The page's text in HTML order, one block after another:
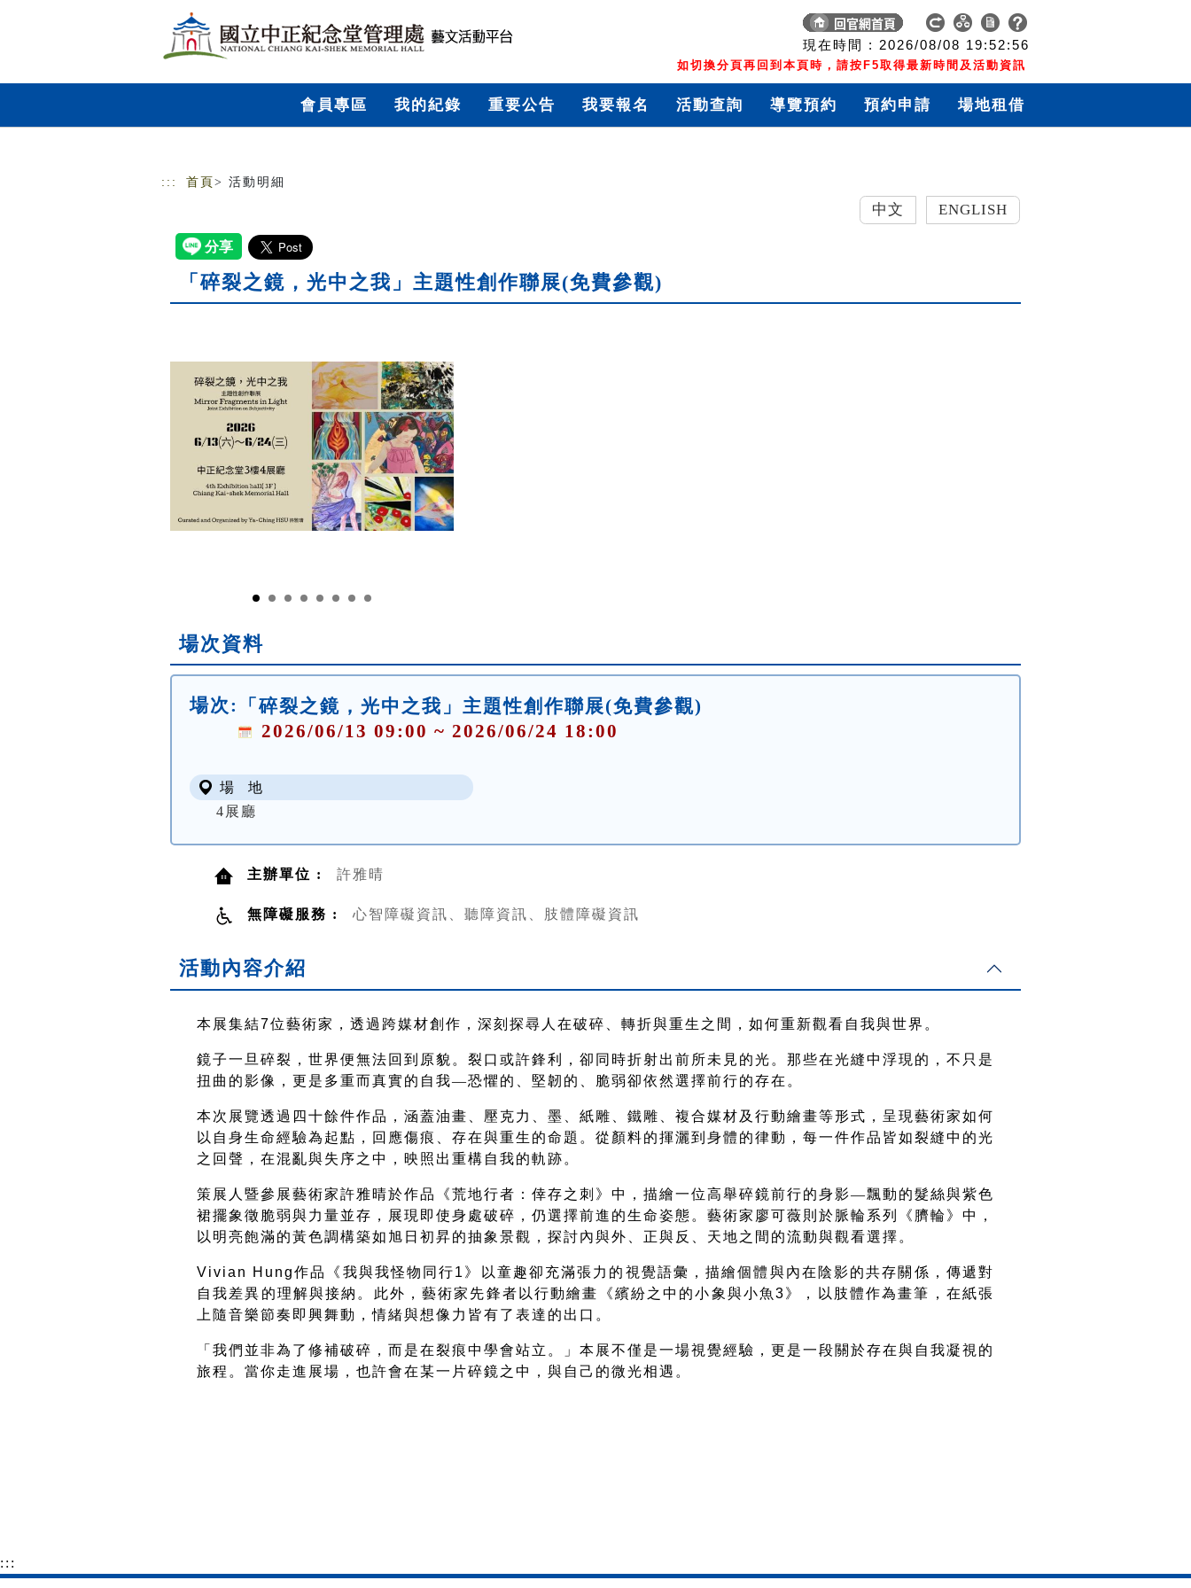
現在時間 : 2026/08/08 19:52:57
如切換分頁再回到本頁時，請按F5取得最新時間及活動資訊
會員專區 我的紀錄 重要公告 我要報名 活動查詢 導覽預約 預約申請 場地租借
::: 首頁 > 活動明細
ENGLISH
「碎裂之鏡，光中之我」主題性創作聯展(免費參觀)
場次資料
場次:
「碎裂之鏡，光中之我」主題性創作聯展(免費參觀)
2026/06/13 09:00 ~ 2026/06/24 18:00
場 地
4展廳
主辦單位 : 許雅晴
無障礙服務 : 心智障礙資訊、聽障資訊、肢體障礙資訊
活動內容介紹
本展集結7位藝術家，透過跨媒材創作，深刻探尋人在破碎、轉折與重生之間，如何重新觀看自我與世界。
鏡子一旦碎裂，世界便無法回到原貌。裂口或許鋒利，卻同時折射出前所未見的光。那些在光縫中浮現的，不只是
扭曲的影像，更是多重而真實的自我—恐懼的、堅韌的、脆弱卻依然選擇前行的存在。
本次展覽透過四十餘件作品，涵蓋油畫、壓克力、墨、紙雕、鐵雕、複合媒材及行動繪畫等形式，呈現藝術家如何
以自身生命經驗為起點，回應傷痕、存在與重生的命題。從顏料的揮灑到身體的律動，每一件作品皆如裂縫中的光
之回聲，在混亂與失序之中，映照出重構自我的軌跡。
策展人暨參展藝術家許雅晴於作品《荒地行者：倖存之刺》中，描繪一位高舉碎鏡前行的身影—飄動的髮絲與紫色
裙擺象徵脆弱與力量並存，展現即使身處破碎，仍選擇前進的生命姿態。藝術家廖可薇則於脈輪系列《臍輪》中，
以明亮飽滿的黃色調構築如旭日初昇的抽象景觀，探討內與外、正與反、天地之間的流動與觀看選擇。
Vivian Hung作品《我與我怪物同行1 》以童趣卻充滿張力的視覺語彙，描繪個體與內在陰影的共存關係，傳遞對
自我差異的理解與接納。此外，藝術家先鋒者以行動繪畫《繽紛之中的小象與小魚3》，以肢體作為畫筆，在紙張
上隨音樂節奏即興舞動，情緒與想像力皆有了表達的出口。
「我們並非為了修補破碎，而是在裂痕中學會站立。」本展不僅是一場視覺經驗，更是一段關於存在與自我凝視的
旅程。當你走進展場，也許會在某一片碎鏡之中，與自己的微光相遇。
:::